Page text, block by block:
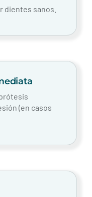
dientes sanos.
(en casos